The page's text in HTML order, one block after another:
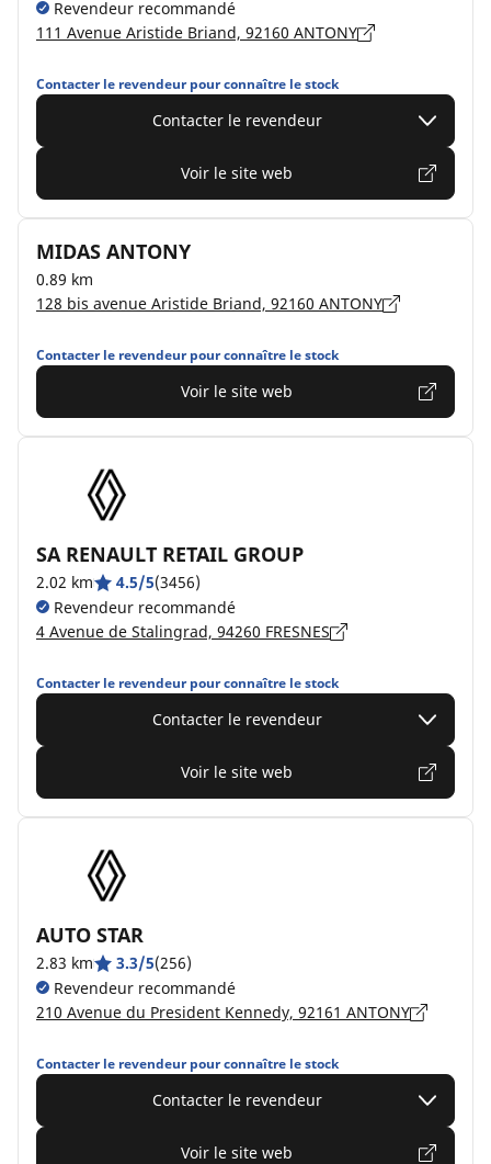
Revendeur recommandé
111 Avenue Aristide Briand, 92160 ANTONY
Contacter le revendeur pour connaître le stock
Contacter le revendeur
Voir le site web
MIDAS ANTONY
0.89 km
128 bis avenue Aristide Briand, 92160 ANTONY
Contacter le revendeur pour connaître le stock
Voir le site web
SA RENAULT RETAIL GROUP
2.02 km 4.5/5(3456)
Revendeur recommandé
4 Avenue de Stalingrad, 94260 FRESNES
Contacter le revendeur pour connaître le stock
Contacter le revendeur
Voir le site web
AUTO STAR
2.83 km 3.3/5(256)
Revendeur recommandé
210 Avenue du President Kennedy, 92161 ANTONY
Contacter le revendeur pour connaître le stock
Contacter le revendeur
Voir le site web